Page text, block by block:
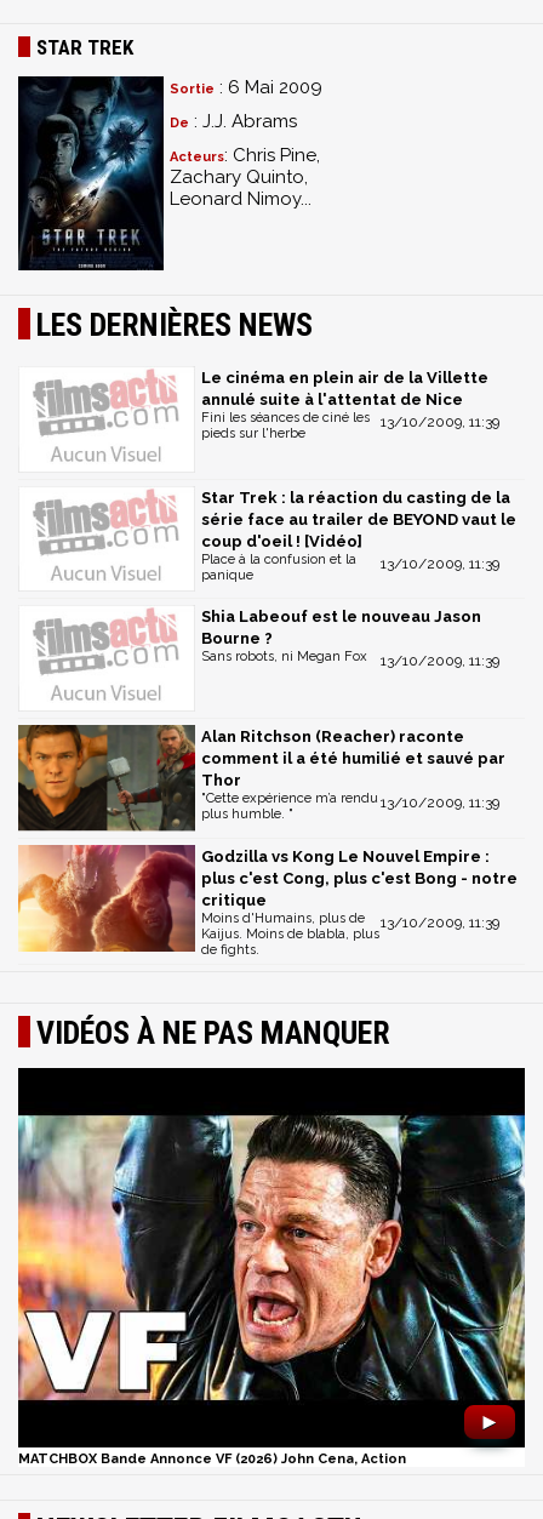
STAR TREK
Sortie : 6 Mai 2009
De : J.J. Abrams
Acteurs: Chris Pine,
Zachary Quinto,
Leonard Nimoy...
LES DERNIÈRES NEWS
Le cinéma en plein air de la Villette
annulé suite à l'attentat de Nice
13/10/2009, 11:39
Fini les séances de ciné les
pieds sur l'herbe
Star Trek : la réaction du casting de la
série face au trailer de BEYOND vaut le
coup d'oeil ! [Vidéo]
13/10/2009, 11:39
Place à la confusion et la
panique
Shia Labeouf est le nouveau Jason
Bourne ?
13/10/2009, 11:39
Sans robots, ni Megan Fox
Alan Ritchson (Reacher) raconte
comment il a été humilié et sauvé par
Thor
13/10/2009, 11:39
"Cette expérience m’a rendu
plus humble. "
Godzilla vs Kong Le Nouvel Empire :
plus c'est Cong, plus c'est Bong - notre
critique
13/10/2009, 11:39
Moins d'Humains, plus de
Kaijus. Moins de blabla, plus
de fights.
VIDÉOS À NE PAS MANQUER
►
MATCHBOX Bande Annonce VF (2026) John Cena, Action